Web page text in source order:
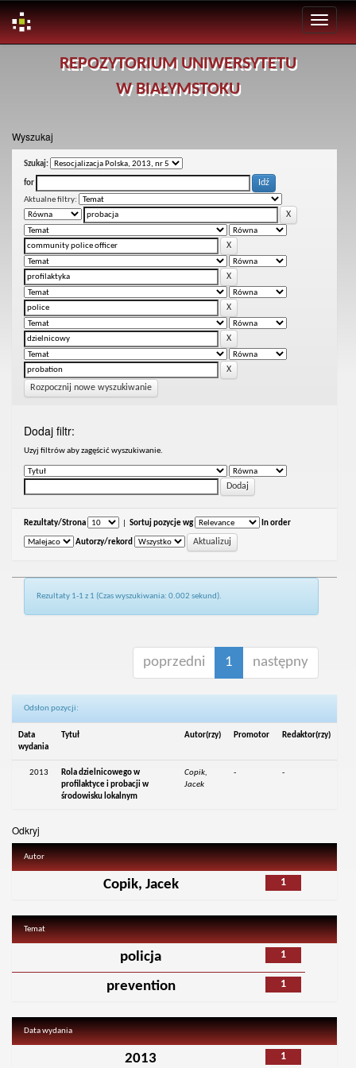
REPOZYTORIUM UNIWERSYTETU
W BIAŁYMSTOKU
Wyszukaj
Szukaj:
for
Aktualne filtry:
Rozpocznij nowe wyszukiwanie
Dodaj filtr:
Uzyj filtrów aby zagęścić wyszukiwanie.
Rezultaty/Strona Sortuj pozycje wg In order
Autorzy/rekord
Rezultaty 1-1 z 1 (Czas wyszukiwania: 0.002 sekund).
poprzedni 1 następny
Odsłon pozycji:
Data
wydania
Tytuł Autor(rzy) Promotor Redaktor(rzy)
2013
Rola dzielnicowego w
profilaktyce i probacji w
środowisku lokalnym
Copik,
Jacek
- -
Odkryj
Autor
1
Copik, Jacek
Temat
1
policja
1
prevention
Data wydania
1
2013